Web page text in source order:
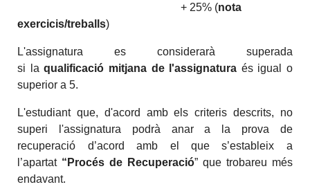
+ 25% (nota
exercicis/treballs)
L'assignatura es considerarà superada
si
laqualificació mitjana de l'assignatura és igual o
superior a 5.
L'estudiant que, d'acord amb els criteris descrits, no
superi l'assignatura podrà anar a la prova de
recuperació d’acord amb el que s’estableix a
l’apartat “Procés de Recuperació” que trobareu més
endavant.